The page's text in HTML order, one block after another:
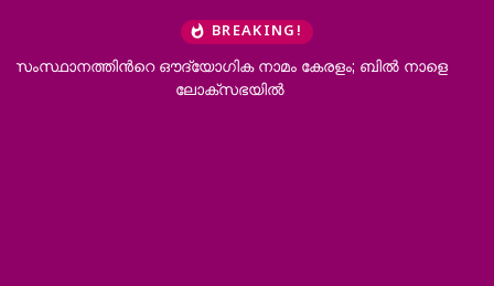
BREAKING!
ആനക്കൊമ്പ് കടത്ത്; കോഴിക്കോട്ട് അഞ്ച് പേർ പിടിയിൽ